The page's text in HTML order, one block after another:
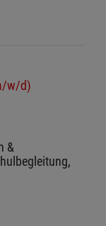
w/d)
&